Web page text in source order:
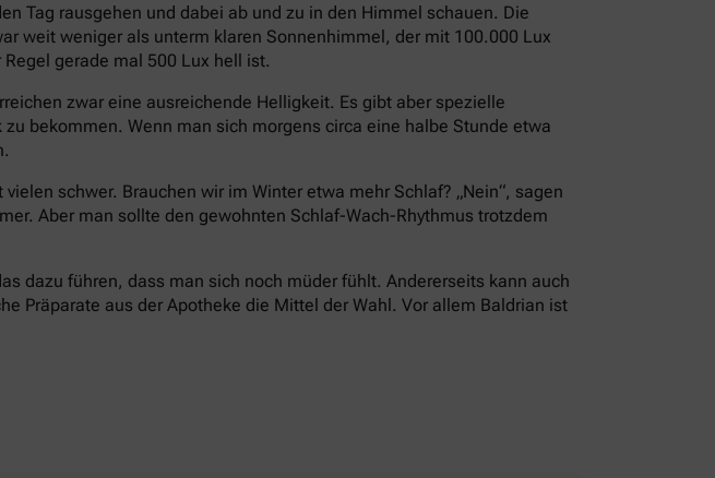
Tag rausgehen und dabei ab und zu in den Himmel schauen. Die
weit weniger als unterm klaren Sonnenhimmel, der mit 100.000 Lux
gerade mal 500 Lux hell ist.
zwar eine ausreichende Helligkeit. Es gibt aber spezielle
bekommen. Wenn man sich morgens circa eine halbe Stunde etwa
schwer. Brauchen wir im Winter etwa mehr Schlaf? „Nein“, sagen
Aber man sollte den gewohnten Schlaf-Wach-Rhythmus trotzdem
dazu führen, dass man sich noch müder fühlt. Andererseits kann auch
Präparate aus der Apotheke die Mittel der Wahl. Vor allem Baldrian ist